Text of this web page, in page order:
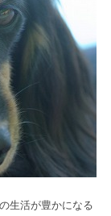
生活が豊かになる